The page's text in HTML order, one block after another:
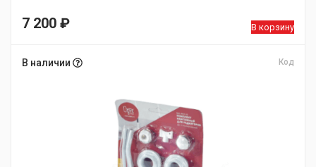
7 200 ₽ В корзину
В наличии Код